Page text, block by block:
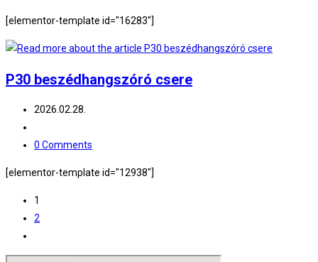
[elementor-template id="16283"]
P30 beszédhangszóró csere
Post
2026.02.28.
category:
Post
0 Comments
[elementor-template id="12938"]
1
2
to